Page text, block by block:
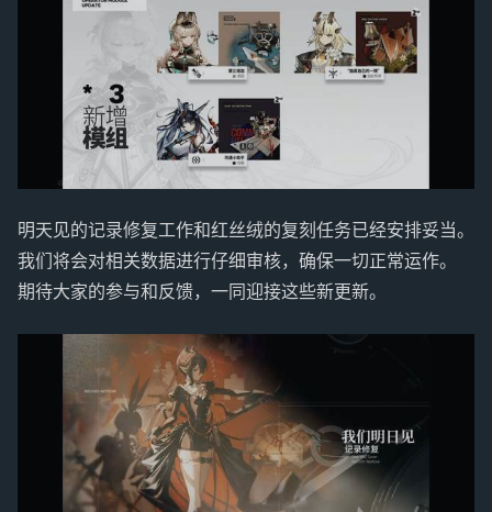
明天见的记录修复工作和红丝绒的复刻任务已经安排妥当。
我们将会对相关数据进行仔细审核，确保一切正常运作。
期待大家的参与和反馈，一同迎接这些新更新。